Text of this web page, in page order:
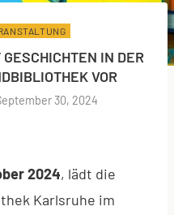
IN DER
VOR
30, 2024
2024, lädt die
Karlsruhe im